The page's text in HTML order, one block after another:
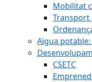
Mobilitat
Transport
Aigua
CSETC